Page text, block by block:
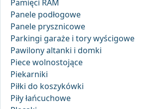
Pamięci RAM
Panele podłogowe
Panele prysznicowe
Parkingi garaże i tory wyścigowe
Pawilony altanki i domki
Piece wolnostojące
Piekarniki
Piłki do koszykówki
Piły łańcuchowe